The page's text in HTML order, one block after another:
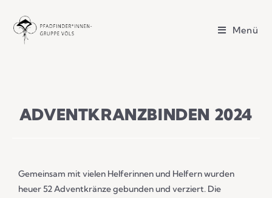
Menü
ADVENTKRANZBINDEN 2024
Gemeinsam mit vielen Helferinnen und Helfern wurden
heuer 52 Adventkränze gebunden und verziert. Die